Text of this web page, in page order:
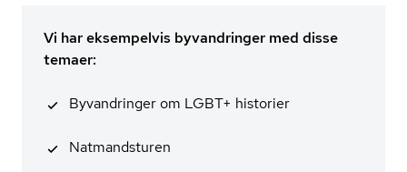
Vi har eksempelvis byvandringer med disse
temaer:
Byvandringer om LGBT+ historier
Natmandsturen